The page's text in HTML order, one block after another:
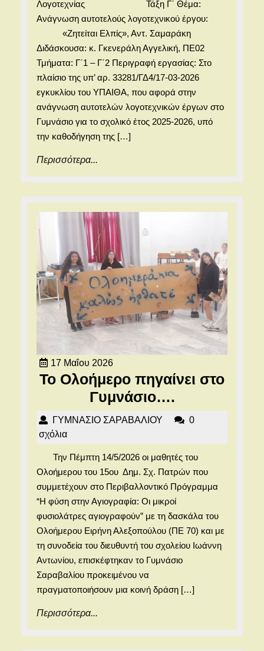
Τάξη
Γ΄.
Θέμα:
Ανάγνωση
αυτοτελούς
Ελπίς»,
Αντ.
Σαμαράκη
Λογοτεχνίας Τάξη Γ΄ Θέμα:
Ανάγνωση αυτοτελούς λογοτεχνικού έργου:
«Ζητείται Ελπίς», Αντ. Σαμαράκη
Διδάσκουσα: κ. Γκενεράλη Αγγελική, ΠΕ02
Τμήματα: Γ΄1 – Γ΄2 Περιγραφή εργασίας: Στο
πλαίσιο της υπ’ αρ. 33281/ΓΔ4/17-03-2026
εγκυκλίου του ΥΠΑΙΘΑ, που αφορά στην
ανάγνωση αυτοτελών λογοτεχνικών έργων στο
Γυμνάσιο για το σχολικό έτος 2025-2026, υπό
την καθοδήγηση της […]
Περισσότερα...
17 Μαΐου 202617
Μαΐου
2026
Το Ολοήμερο πηγαίνει στο
Γυμνάσιο….Το
Ολοήμερο
στο
Γυμνάσιο….
ΓΥΜΝΑΣΙΟ ΣΑΡΑΒΑΛΙΟΥ ΓΥΜΝΑΣΙΟ
0
σχόλια
Την Πέμπτη 14/5/2026 οι μαθητές του
Ολοήμερου του 15ου Δημ. Σχ. Πατρών που
συμμετέχουν στο Περιβαλλοντικό Πρόγραμμα
“Η φύση στην Αγιογραφία: Οι μικροί
φυσιολάτρες αγιογραφούν” με τη δασκάλα του
Ολοήμερου Ειρήνη Αλεξοπούλου (ΠΕ 70) και με
τη συνοδεία του διευθυντή του σχολείου Ιωάννη
Αντωνίου, επισκέφτηκαν το Γυμνάσιο
Σαραβαλίου προκειμένου να
πραγματοποιήσουν μια κοινή δράση […]
Περισσότερα...